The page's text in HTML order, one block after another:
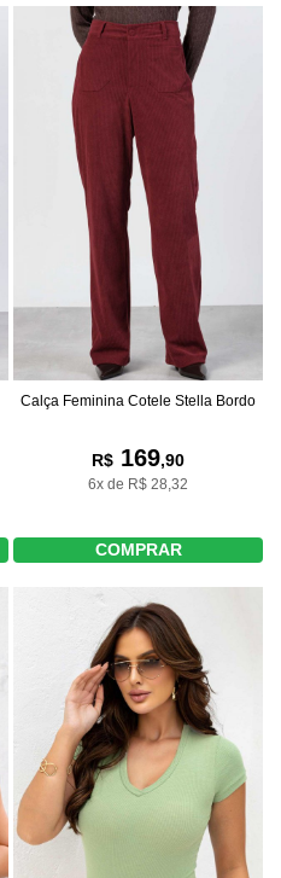
Calça Feminina Cotele Stella Bordo
R$ 169,90
6x de R$ 28,32
COMPRAR